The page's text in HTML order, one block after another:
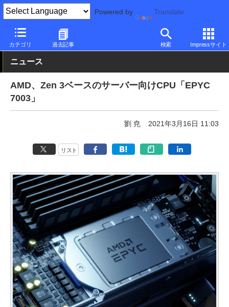
Powered by Translate
カテゴリ 過去記事 検索 Impressサイト
PC Watch 半導体/周辺機器
ニュース
AMD、Zen 3ベースのサーバー向けCPU「EPYC
7003」
劉 尭 2021年3月16日 11:03
リスト